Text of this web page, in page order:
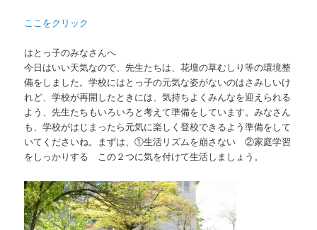
ここをクリック
はとっ子のみなさんへ
今日はいい天気なので、先生たちは、花壇の草むしり等の環境整
備をしました。学校にはとっ子の元気な姿がないのはさみしいけ
れど、学校が再開したときには、気持ちよくみんなを迎えられる
よう、先生たちもいろいろと考えて準備をしています。みなさん
も、学校がはじまったら元気に楽しく登校できるよう準備をして
いてくださいね。まずは、①生活リズムを崩さない ②家庭学習
をしっかりする この２つに気を付けて生活しましょう。